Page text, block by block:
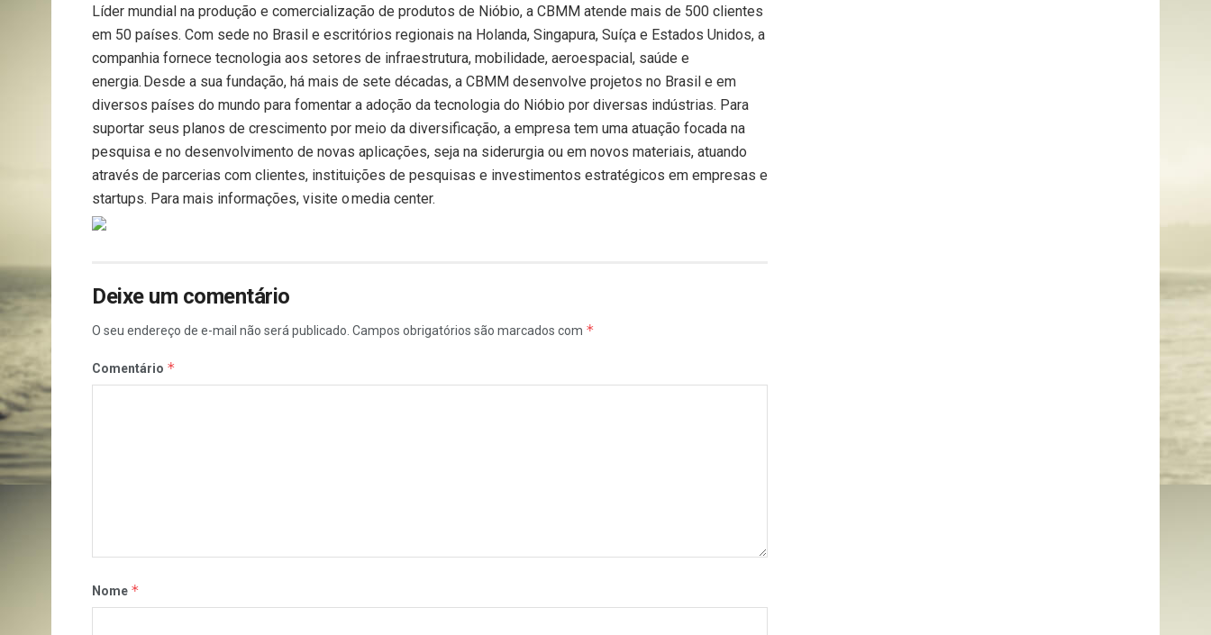
Líder mundial na produção e comercialização de produtos de Nióbio, a CBMM atende mais de 500 clientes
em 50 países. Com sede no Brasil e escritórios regionais na Holanda, Singapura, Suíça e Estados Unidos, a
companhia fornece tecnologia aos setores de infraestrutura, mobilidade, aeroespacial, saúde e
energia. Desde a sua fundação, há mais de sete décadas, a CBMM desenvolve projetos no Brasil e em
diversos países do mundo para fomentar a adoção da tecnologia do Nióbio por diversas indústrias. Para
suportar seus planos de crescimento por meio da diversificação, a empresa tem uma atuação focada na
pesquisa e no desenvolvimento de novas aplicações, seja na siderurgia ou em novos materiais, atuando
através de parcerias com clientes, instituições de pesquisas e investimentos estratégicos em empresas e
startups. Para mais informações, visite o media center.
Deixe um comentário
O seu endereço de e-mail não será publicado. Campos obrigatórios são marcados com *
Comentário *
Nome *